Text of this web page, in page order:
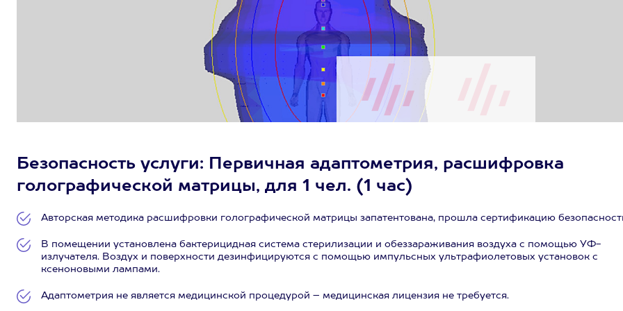
Безопасность услуги: Первичная адаптометрия, расшифровка
голографической матрицы, для 1 чел. (1 час)
Авторская методика расшифровки голографической матрицы запатентована, прошла сертификацию
В помещении установлена бактерицидная система стерилизации и обеззараживания воздуха с помощью УФ-
излучателя. Воздух и поверхности дезинфицируются с помощью импульсных ультрафиолетовых установок с
ксеноновыми лампами.
Адаптометрия не является медицинской процедурой – медицинская лицензия не требуется.